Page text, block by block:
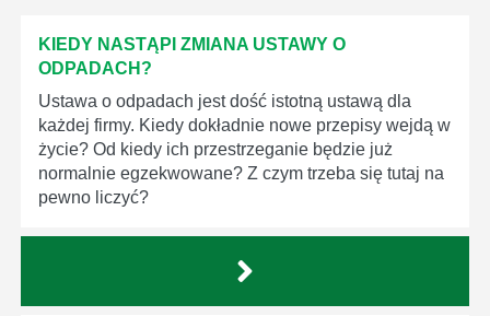
KIEDY NASTĄPI ZMIANA USTAWY O
ODPADACH?
Ustawa o odpadach jest dość istotną ustawą dla
każdej firmy. Kiedy dokładnie nowe przepisy wejdą w
życie? Od kiedy ich przestrzeganie będzie już
normalnie egzekwowane? Z czym trzeba się tutaj na
pewno liczyć?